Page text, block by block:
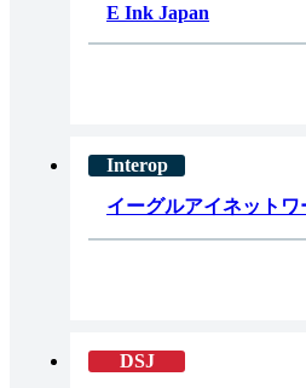
E Ink Japan
イーグルアイネットワ